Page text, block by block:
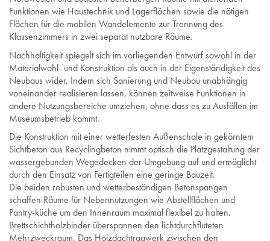
Funktionen wie Haustechnik und Lagerflächen sowie die nötigen
Flächen für die mobilen Wandelemente zur Trennung des
Klassenzimmers in zwei separat nutzbare Räume.
Nachhaltigkeit spiegelt sich im vorliegenden Entwurf sowohl in der
Materialwahl- und Konstruktion als auch in der Eigenständigkeit des
Neubaus wider. Indem sich Sanierung und Neubau unabhängig
voneinander realisieren lassen, können zeitweise Funktionen in
andere Nutzungsbereiche umziehen, ohne dass es zu Ausfällen im
Museumsbetrieb kommt.
Die Konstruktion mit einer wetterfesten Außenschale in gekörntem
Sichtbeton aus Recyclingbeton nimmt optisch die Platzgestaltung der
wassergebunden Wegedecken der Umgebung auf und ermöglicht
durch den Einsatz von Fertigteilen eine geringe Bauzeit.
Die beiden robusten und wetterbeständigen Betonspangen
schaffen Räume für Nebennutzungen wie Abstellflächen und
Pantry-küche um den Innenraum maximal flexibel zu halten.
Brettschichtholzbinder überspannen den lichtdurchfluteten
Mehrzweckraum. Das Holzdachtragwerk zwischen den